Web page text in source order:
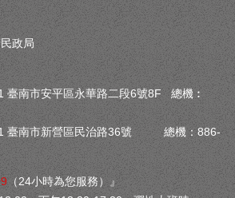
政局
臺南市安平區永華路二段6號8F 總機︰
臺南市新營區民治路36號 總機：886-
（24小時為您服務）』